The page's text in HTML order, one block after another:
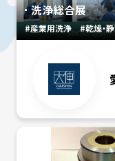
洗浄総合展
#産業用洗浄 #乾燥・